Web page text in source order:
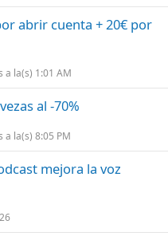
abrir cuenta + 20€ por
a la(s) 1:01 AM
al -70%
a la(s) 8:05 PM
mejora la voz